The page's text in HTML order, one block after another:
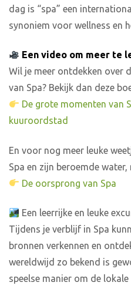
dag is “spa” een
synoniem voor wellness en
Een video om meer te
Wil je meer ontdekken over
van Spa? Bekijk dan deze
De grote momenten van
kuuroordstad
En voor nog meer leuke
Spa en zijn beroemde water,
De oorsprong van Spa
Een leerrijke en leuke
Tijdens je verblijf in Spa
bronnen verkennen en
wereldwijd zo bekend is
speelse manier om de